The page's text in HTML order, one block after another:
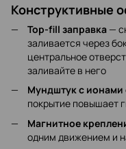
Конструктивные
Top-fill заправка —
заливается через
центральное
заливайте в него
Мундштук с ионами
покрытие повышает
Магнитное
одним движением и